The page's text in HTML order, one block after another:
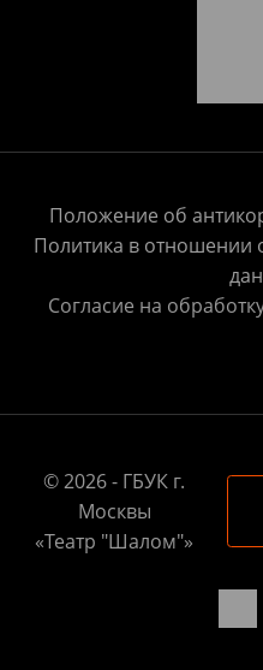
Положение об
Политика в отношении
Согласие на
© 2026 - ГБУК г.
Москвы
«Театр "Шалом"»